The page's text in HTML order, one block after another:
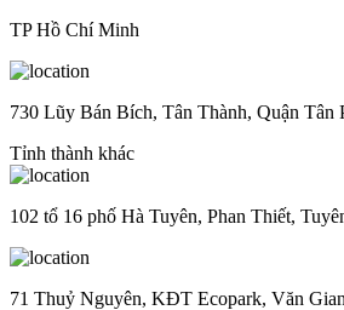
TP Hồ Chí Minh
730 Lũy Bán Bích, Tân Thành, Quận Tân
Tỉnh thành khác
102 tổ 16 phố Hà Tuyên, Phan Thiết,
71 Thuỷ Nguyên, KĐT Ecopark, Văn